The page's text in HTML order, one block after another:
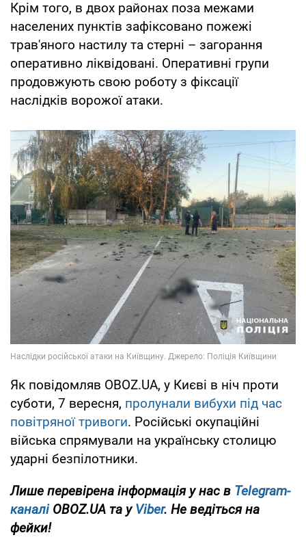
Крім того, в двох районах поза межами
населених пунктів зафіксовано пожежі
трав'яного настилу та стерні – загорання
оперативно ліквідовані. Оперативні групи
продовжують свою роботу з фіксації
наслідків ворожої атаки.
Як повідомляв OBOZ.UA, у Києві в ніч проти
суботи, 7 вересня, пролунали вибухи під час
повітряної тривоги. Російські окупаційні
війська спрямували на українську столицю
ударні безпілотники.
Лише перевірена інформація у нас в Telegram-
каналіOBOZ.UA та уViber. Не ведіться на
фейки!